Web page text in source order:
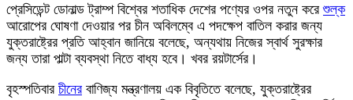
প্রেসিডেন্ট ডোনাল্ড ট্রাম্প বিশ্বের শতাধিক দেশের পণ্যের ওপর নতুন করেশুল্ক
আরোপের ঘোষণা দেওয়ার পর চীন অবিলম্বে এ পদক্ষেপ বাতিল করার জন্য
যুক্তরাষ্ট্রের প্রতি আহ্বান জানিয়ে বলেছে, অন্যথায় নিজের স্বার্থ সুরক্ষার
জন্য তারা পাল্টা ব্যবস্থা নিতে বাধ্য হবে। খবর রয়টার্সের।
বৃহস্পতিবার চীনেরবাণিজ্য মন্ত্রণালয় এক বিবৃতিতে বলেছে, যুক্তরাষ্ট্রের